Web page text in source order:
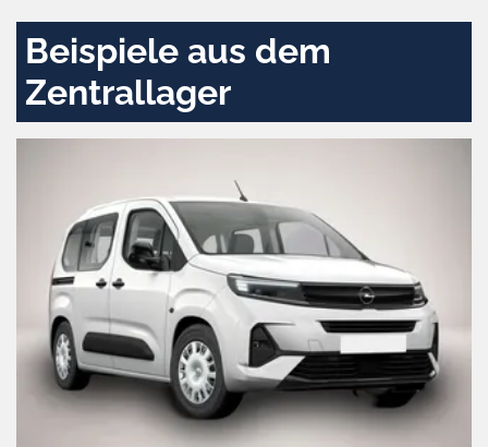
Beispiele aus dem
Zentrallager